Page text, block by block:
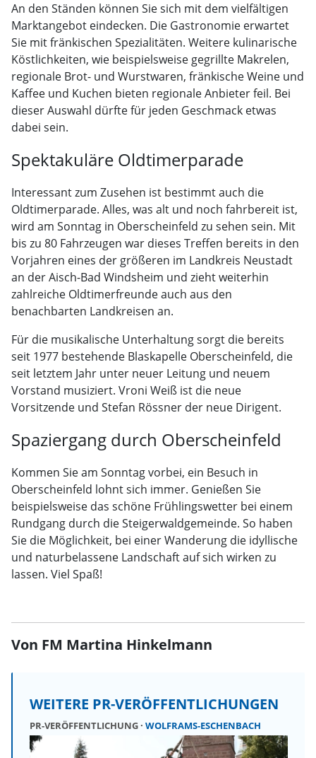
An den Ständen können Sie sich mit dem vielfältigen
Marktangebot eindecken. Die Gastronomie erwartet
Sie mit fränkischen Spezialitäten. Weitere kulinarische
Köstlichkeiten, wie beispielsweise gegrillte Makrelen,
regionale Brot- und Wurstwaren, fränkische Weine und
Kaffee und Kuchen bieten regionale Anbieter feil. Bei
dieser Auswahl dürfte für jeden Geschmack etwas
dabei sein.
Spektakuläre Oldtimerparade
Interessant zum Zusehen ist bestimmt auch die
Oldtimerparade. Alles, was alt und noch fahrbereit ist,
wird am Sonntag in Oberscheinfeld zu sehen sein. Mit
bis zu 80 Fahrzeugen war dieses Treffen bereits in den
Vorjahren eines der größeren im Landkreis Neustadt
an der Aisch-Bad Windsheim und zieht weiterhin
zahlreiche Oldtimerfreunde auch aus den
benachbarten Landkreisen an.
Für die musikalische Unterhaltung sorgt die bereits
seit 1977 bestehende Blaskapelle Oberscheinfeld, die
seit letztem Jahr unter neuer Leitung und neuem
Vorstand musiziert. Vroni Weiß ist die neue
Vorsitzende und Stefan Rössner der neue Dirigent.
Spaziergang durch Oberscheinfeld
Kommen Sie am Sonntag vorbei, ein Besuch in
Oberscheinfeld lohnt sich immer. Genießen Sie
beispielsweise das schöne Frühlingswetter bei einem
Rundgang durch die Steigerwaldgemeinde. So haben
Sie die Möglichkeit, bei einer Wanderung die idyllische
und naturbelassene Landschaft auf sich wirken zu
lassen. Viel Spaß!
Von FM Martina Hinkelmann
WEITERE PR-VERÖFFENTLICHUNGEN
PR-VERÖFFENTLICHUNG WOLFRAMS-ESCHENBACH